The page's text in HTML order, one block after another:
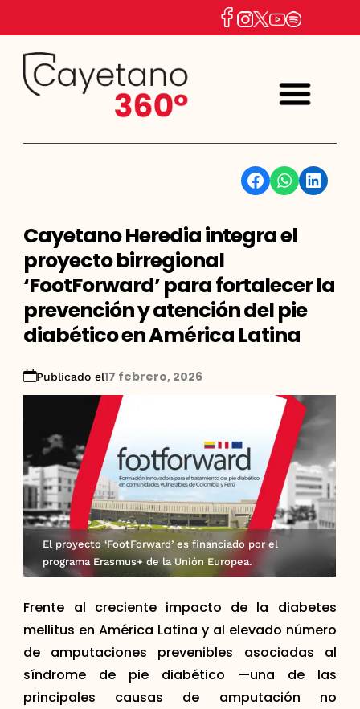
Facebook WhatsApp Linkedin
Cayetano Heredia integra el
proyecto birregional
‘FootForward’ para fortalecer la
prevención y atención del pie
diabético en América Latina
Publicado el17 febrero, 2026
El proyecto ‘FootForward’ es financiado por el
programa Erasmus+ de la Unión Europea.
Frente al creciente impacto de la diabetes
mellitus en América Latina y al elevado número
de amputaciones prevenibles asociadas al
síndrome de pie diabético —una de las
principales causas de amputación no